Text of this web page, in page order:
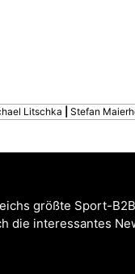
Litschka |Stefan
größte Sport-
die interessantes